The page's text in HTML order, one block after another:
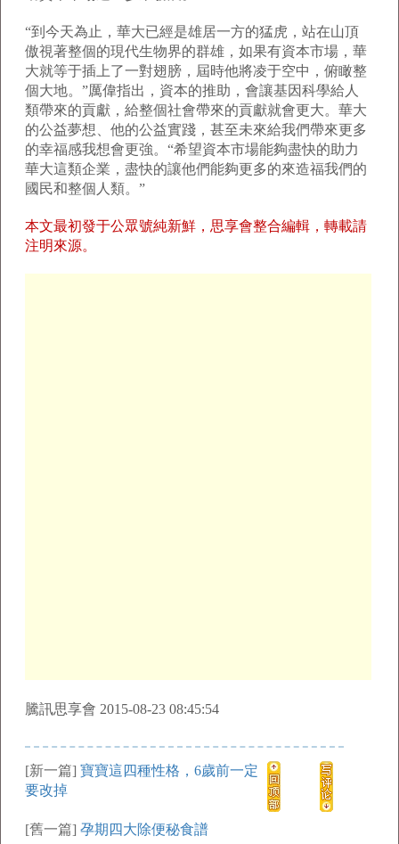
“到今天為止，華大已經是雄居一方的猛虎，站在山頂
傲視著整個的現代生物界的群雄，如果有資本市場，華
大就等于插上了一對翅膀，屆時他將凌于空中，俯瞰整
個大地。”厲偉指出，資本的推助，會讓基因科學給人
類帶來的貢獻，給整個社會帶來的貢獻就會更大。華大
的公益夢想、他的公益實踐，甚至未來給我們帶來更多
的幸福感我想會更強。“希望資本市場能夠盡快的助力
華大這類企業，盡快的讓他們能夠更多的來造福我們的
國民和整個人類。”
本文最初發于公眾號純新鮮，思享會整合編輯，轉載請
注明來源。
騰訊思享會 2015-08-23 08:45:54
[新一篇] 寶寶這四種性格，6歲前一定
要改掉
[舊一篇] 孕期四大除便秘食譜